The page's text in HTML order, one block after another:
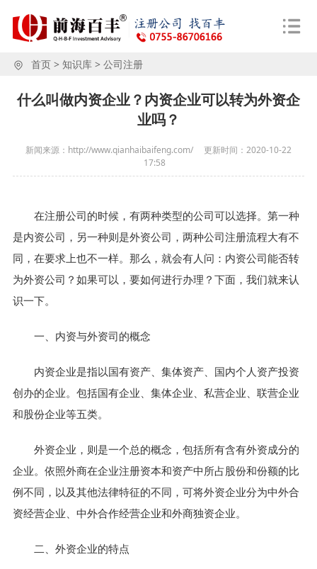
首页> 知识库> 公司注册
什么叫做内资企业？内资企业可以转为外资企
业吗？
新闻来源：http://www.qianhaibaifeng.com/ 更新时间： 2020-10-22
17:58
在注册公司的时候，有两种类型的公司可以选择。第一种
是内资公司，另一种则是外资公司，两种公司注册流程大有不
同，在要求上也不一样。那么，就会有人问：内资公司能否转
为外资公司？如果可以，要如何进行办理？下面，我们就来认
识一下。
一、内资与外资司的概念
内资企业是指以国有资产、集体资产、国内个人资产投资
创办的企业。包括国有企业、集体企业、私营企业、联营企业
和股份企业等五类。
外资企业，则是一个总的概念，包括所有含有外资成分的
企业。依照外商在企业注册资本和资产中所占股份和份额的比
例不同，以及其他法律特征的不同，可将外资企业分为中外合
资经营企业、中外合作经营企业和外商独资企业。
二、外资企业的特点